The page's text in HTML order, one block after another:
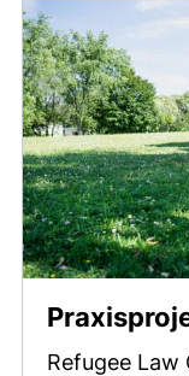
Refugee Law